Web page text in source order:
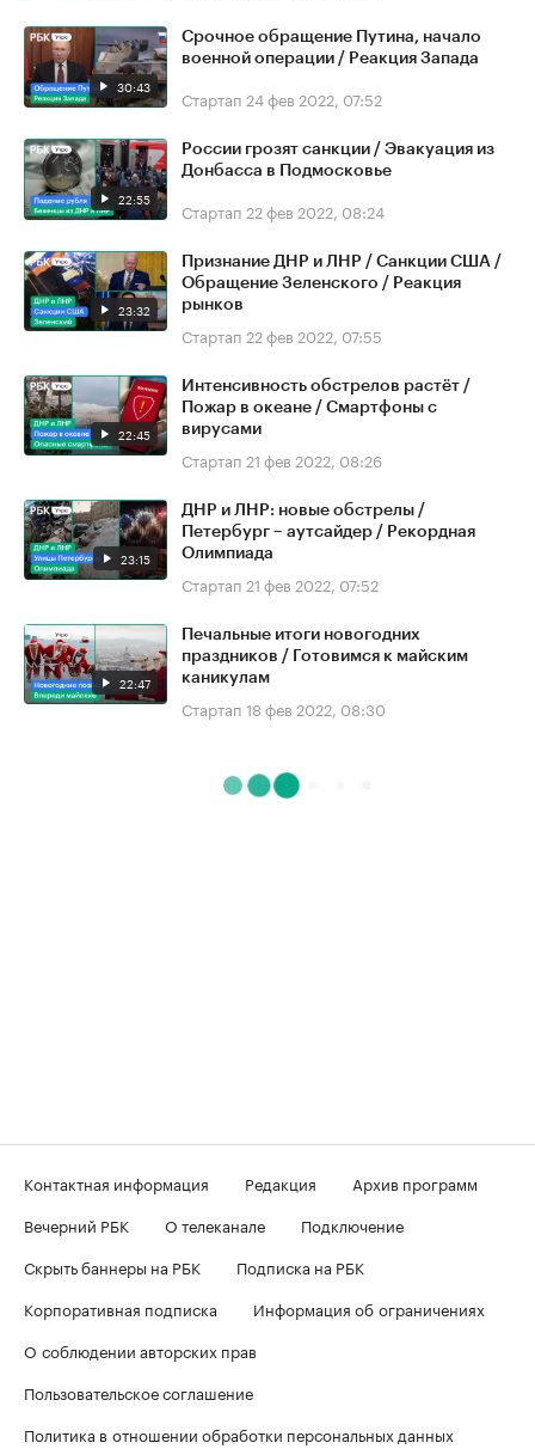
30:43
Срочное обращение Путина, начало
военной операции / Реакция Запада
Стартап 24 фев 2022, 07:52
22:55
России грозят санкции / Эвакуация из
Донбасса в Подмосковье
Стартап 22 фев 2022, 08:24
23:32
Признание ДНР и ЛНР / Санкции США /
Обращение Зеленского / Реакция
рынков
Стартап 22 фев 2022, 07:55
22:45
Интенсивность обстрелов растёт /
Пожар в океане / Смартфоны с
вирусами
Стартап 21 фев 2022, 08:26
23:15
ДНР и ЛНР: новые обстрелы /
Петербург – аутсайдер / Рекордная
Олимпиада
Стартап 21 фев 2022, 07:52
22:47
Печальные итоги новогодних
праздников / Готовимся к майским
каникулам
Стартап 18 фев 2022, 08:30
Контактная информация Редакция
Архив программ
Вечерний РБК
О телеканале
Подключение
Скрыть баннеры на РБК
Подписка на РБК
Корпоративная подписка
Информация об ограничениях
О соблюдении авторских прав
Пользовательское соглашение
Политика в отношении обработки персональных данных